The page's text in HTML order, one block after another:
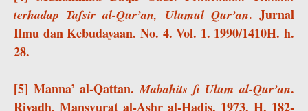
terhadap Tafsir al-Qur’an, Ulumul Qur’an. Jurnal
Ilmu dan Kebudayaan. No. 4. Vol. 1. 1990/1410H. h.
28.
[5] Manna’ al-Qattan.Mabahits fi Ulum al-Qur’an.
Riyadh. Mansyurat al-Ashr al-Hadis. 1973. H. 182-